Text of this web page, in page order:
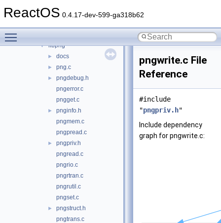
ReactOS 0.4.17-dev-599-ga318b62
▼ 3rdparty
▼ libpng
► docs
► png.c
►
pngdebug.h
pngerror.c
pngget.c
►
pnginfo.h
pngmem.c
pngpread.c
►
pngpriv.h
pngread.c
pngrio.c
pngrtran.c
pngrutil.c
pngset.c
►
pngstruct.h
pngtrans.c
pngwrite.c File
Reference
#include
"pngpriv.h"
Include dependency
graph for pngwrite.c: